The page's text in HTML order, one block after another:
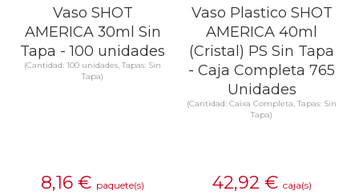
Vaso SHOT
AMERICA 30ml Sin
Tapa - 100 unidades
(Cantidad: 100 unidades, Tapas: Sin
Tapa)
8,16 € paquete(s)
Vaso Plastico SHOT
AMERICA 40ml
(Cristal) PS Sin Tapa
- Caja Completa 765
Unidades
(Cantidad: Caixa Completa, Tapas: Sin
Tapa)
42,92 € caja(s)